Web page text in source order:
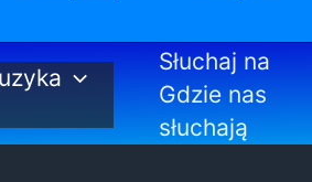
Słuchaj na
Gdzie nas
słuchają